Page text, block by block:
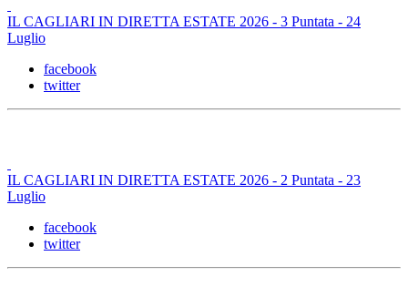
IL CAGLIARI IN DIRETTA ESTATE 2026 - 3 Puntata - 24
Luglio
facebook
twitter
IL CAGLIARI IN DIRETTA ESTATE 2026 - 2 Puntata - 23
Luglio
facebook
twitter